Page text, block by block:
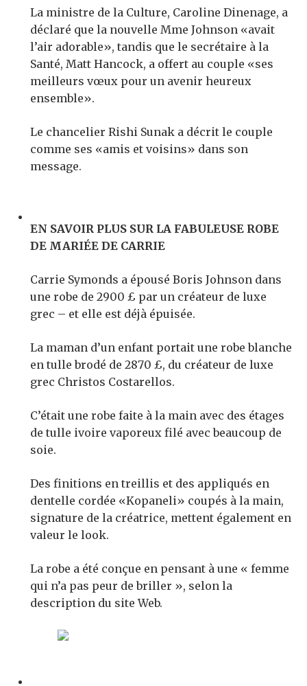
La ministre de la Culture, Caroline Dinenage, a
déclaré que la nouvelle Mme Johnson «avait
l’air adorable», tandis que le secrétaire à la
Santé, Matt Hancock, a offert au couple «ses
meilleurs vœux pour un avenir heureux
ensemble».
Le chancelier Rishi Sunak a décrit le couple
comme ses «amis et voisins» dans son
message.
EN SAVOIR PLUS SUR LA FABULEUSE ROBE
DE MARIÉE DE CARRIE
Carrie Symonds a épousé Boris Johnson dans
une robe de 2900 £ par un créateur de luxe
grec – et elle est déjà épuisée.
La maman d’un enfant portait une robe blanche
en tulle brodé de 2870 £, du créateur de luxe
grec Christos Costarellos.
C’était une robe faite à la main avec des étages
de tulle ivoire vaporeux filé avec beaucoup de
soie.
Des finitions en treillis et des appliqués en
dentelle cordée «Kopaneli» coupés à la main,
signature de la créatrice, mettent également en
valeur le look.
La robe a été conçue en pensant à une « femme
qui n’a pas peur de briller », selon la
description du site Web.